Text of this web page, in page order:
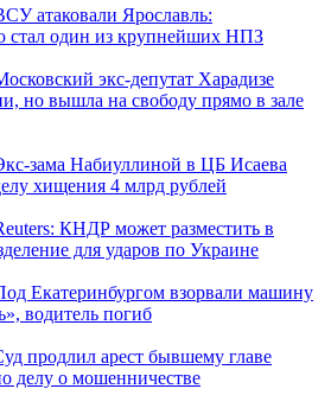
атаковали Ярославль:
стал один из крупнейших НПЗ
экс-депутат Харадизе
но вышла на свободу прямо в зале
зама Набиуллиной в ЦБ Исаева
хищения 4 млрд рублей
КНДР может разместить в
для ударов по Украине
Екатеринбургом взорвали машину
водитель погиб
продлил арест бывшему главе
делу о мошенничестве